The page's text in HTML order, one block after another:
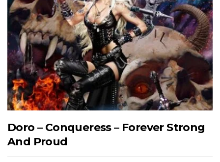
Doro – Conqueress – Forever Strong
And Proud